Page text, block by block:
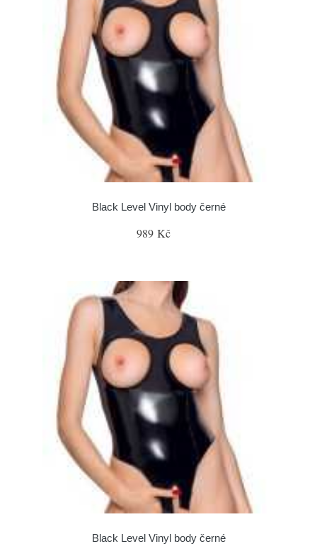
Black Level Vinyl body černé
989 Kč
Black Level Vinyl body černé